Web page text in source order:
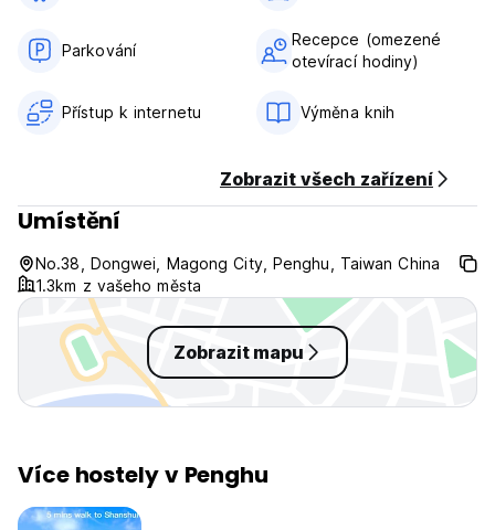
Parkování
Recepce (omezené
otevírací hodiny)
Přístup k internetu Výměna knih
Zobrazit všech zařízení
Umístění
No.38, Dongwei, Magong City, Penghu, Taiwan China
1.3km z vašeho města
Zobrazit mapu
Více hostely v Penghu